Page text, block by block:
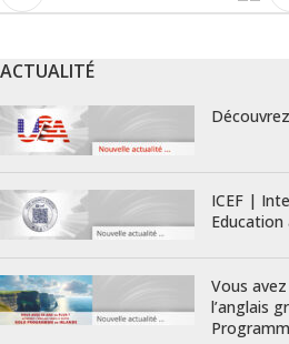
ACTUALITÉ
ICEF |
Education
Vous
l’anglais